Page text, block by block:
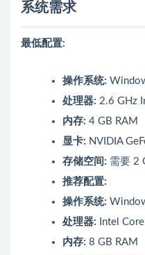
系统需求
最低配置:
操作系统:
处理器: 2.6 GHz
内存: 4 GB RAM
显卡: NVIDIA
存储空间: 需要 2
推荐配置:
操作系统:
处理器: Intel
内存: 8 GB RAM